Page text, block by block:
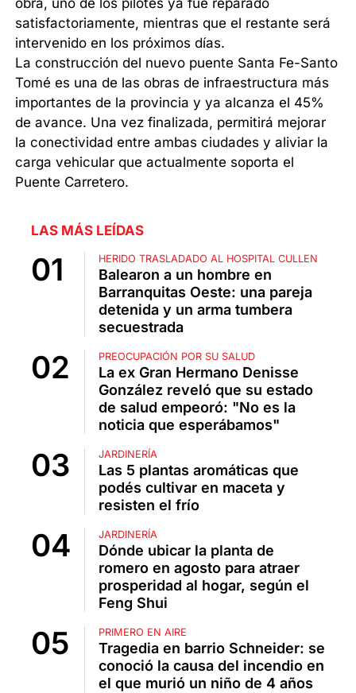
obra, uno de los pilotes ya fue reparado
satisfactoriamente, mientras que el restante será
intervenido en los próximos días.
La construcción del nuevo puente Santa Fe-Santo
Tomé es una de las obras de infraestructura más
importantes de la provincia y ya alcanza el 45%
de avance. Una vez finalizada, permitirá mejorar
la conectividad entre ambas ciudades y aliviar la
carga vehicular que actualmente soporta el
Puente Carretero.
LAS MÁS LEÍDAS
HERIDO TRASLADADO AL HOSPITAL CULLEN
Balearon a un hombre en
Barranquitas Oeste: una pareja
detenida y un arma tumbera
secuestrada
PREOCUPACIÓN POR SU SALUD
La ex Gran Hermano Denisse
González reveló que su estado
de salud empeoró: "No es la
noticia que esperábamos"
JARDINERÍA
Las 5 plantas aromáticas que
podés cultivar en maceta y
resisten el frío
JARDINERÍA
Dónde ubicar la planta de
romero en agosto para atraer
prosperidad al hogar, según el
Feng Shui
PRIMERO EN AIRE
Tragedia en barrio Schneider: se
conoció la causa del incendio en
el que murió un niño de 4 años